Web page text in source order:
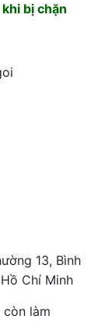
bị chặn
13, Bình
Chí Minh
làm